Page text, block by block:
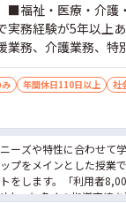
■福祉・医療・介護
実務経験が5年以上
業務、介護業務、特
発達支援管理責任
み 年間休日110日以上
社
ーズや特性に合わせて
プをメインとした授業
をします。「利用者
上」と多くの指導実績